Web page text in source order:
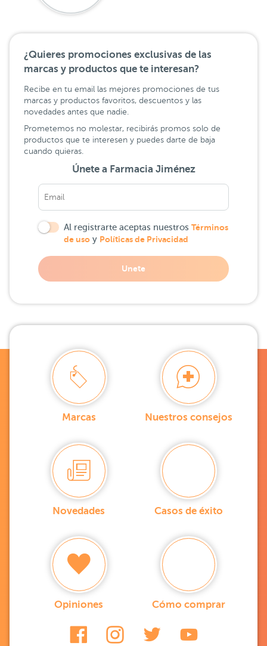
¿Quieres promociones exclusivas de las
marcas y productos que te interesan?
Recibe en tu email las mejores promociones de tus
marcas y productos favoritos, descuentos y las
novedades antes que nadie.
Prometemos no molestar, recibirás promos solo de
productos que te interesen y puedes darte de baja
cuando quieras.
Únete a Farmacia Jiménez
Al registrarte aceptas nuestros Términos
de uso y Políticas de Privacidad
Unete
Marcas Nuestros consejos
Novedades Casos de éxito
Opiniones Cómo comprar